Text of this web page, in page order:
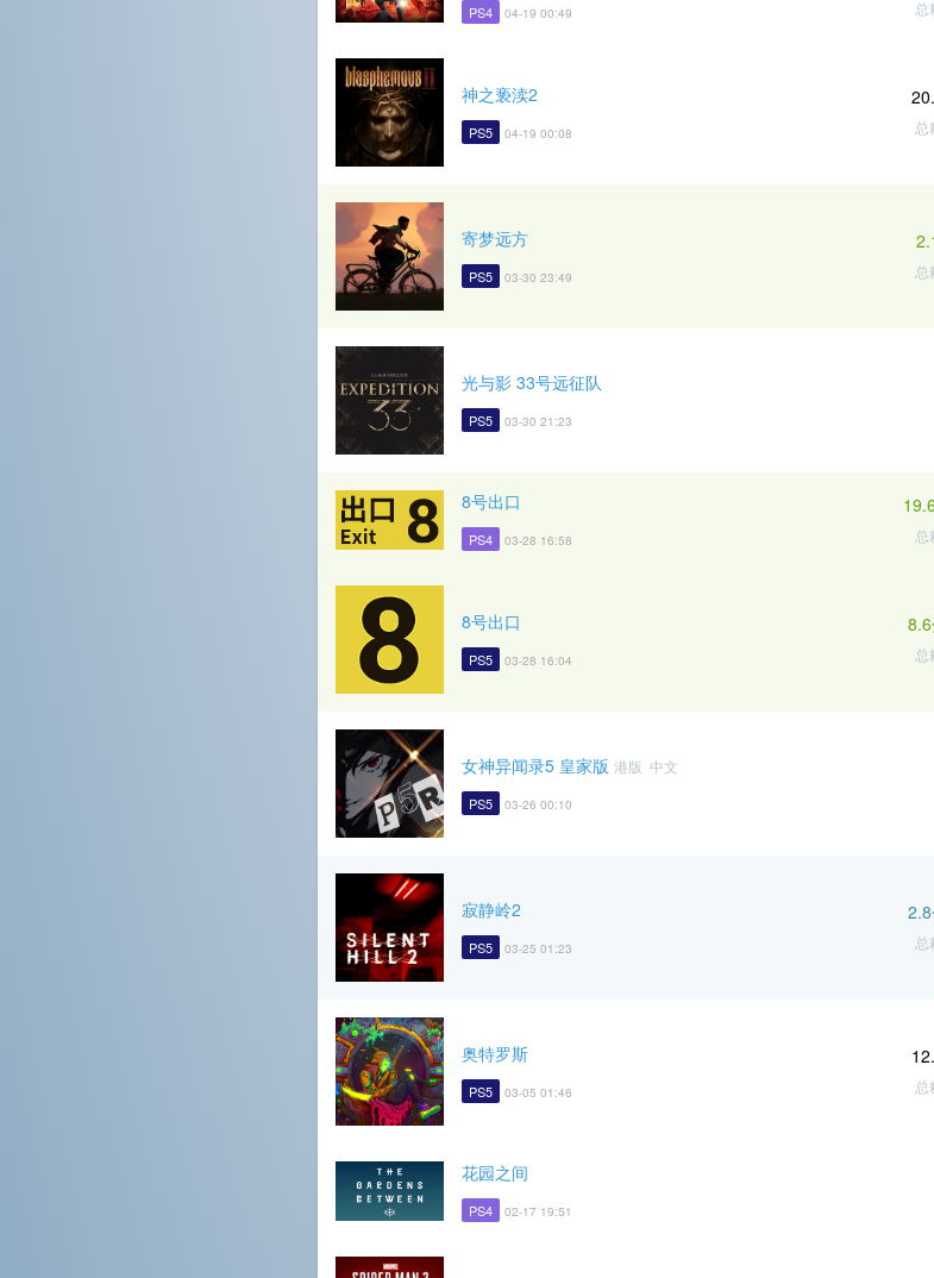
PS4 04-19 00:49 总
神之亵渎2
PS5 04-19 00:08 总
寄梦远方
PS5 03-30 23:49 总
光与影 33号远征队
PS5 03-30 21:23
8号出口
PS4 03-28 16:58 总
8号出口
PS5 03-28 16:04 总
女神异闻录5 皇家版 港版 中文
PS5 03-26 00:10
寂静岭2
PS5 03-25 01:23
2.8
总
奥特罗斯
PS5 03-05 01:46 总
花园之间
PS4 02-17 19:51